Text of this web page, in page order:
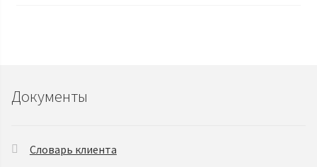
Документы
Словарь клиента